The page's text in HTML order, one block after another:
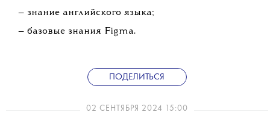
— знание английского языка;
— базовые знания Figma.
ПОДЕЛИТЬСЯ
02 СЕНТЯБРЯ 2024 15:00